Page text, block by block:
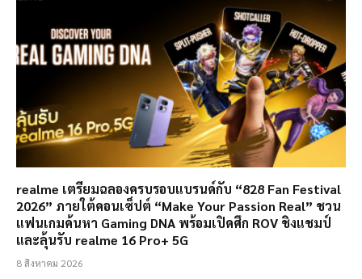
realme เตรียมฉลองครบรอบแบรนด์กับ “828 Fan Festival
2026” ภายใต้คอนเซ็ปต์ “Make Your Passion Real” ชวน
แฟนเกมค้นหา Gaming DNA พร้อมเปิดศึก ROV ชิงแชมป์
และลุ้นรับ realme 16 Pro+ 5G
8 สิงหาคม 2026